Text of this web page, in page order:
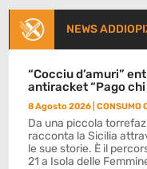
NEWS
“Cocciu d’amuri”
antiracket “Pago chi
8 Agosto 2026 |CONSUMO
Da una piccola
racconta la Sicilia
le sue storie. È il
21 a Isola delle